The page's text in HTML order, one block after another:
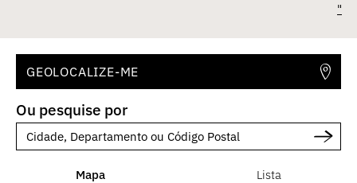
"
GEOLOCALIZE-ME
Ou pesquise por
Mapa Lista